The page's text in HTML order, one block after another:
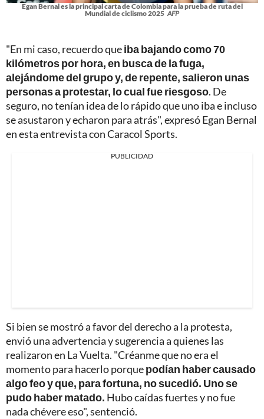
Egan Bernal es la principal carta de Colombia para la prueba de ruta del
Mundial de ciclismo 2025 AFP
"En mi caso, recuerdo queiba bajando como 70
kilómetros por hora, en busca de la fuga,
alejándome del grupo y, de repente, salieron unas
personas a protestar, lo cual fue riesgoso. De
seguro, no tenían idea de lo rápido que uno iba e incluso
se asustaron y echaron para atrás", expresó Egan Bernal
en esta entrevista con Caracol Sports.
PUBLICIDAD
Si bien se mostró a favor del derecho a la protesta,
envió una advertencia y sugerencia a quienes las
realizaron en La Vuelta. "Créanme que no era el
momento para hacerlo porquepodían haber causado
algo feo y que, para fortuna, no sucedió. Uno se
pudo haber matado. Hubo caídas fuertes y no fue
nada chévere eso", sentenció.